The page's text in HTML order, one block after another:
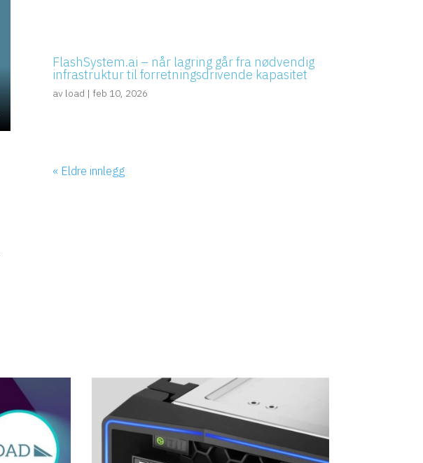
FlashSystem.ai – når lagring går fra nødvendig
infrastruktur til forretningsdrivende kapasitet
av load | feb 10, 2026
« Eldre innlegg